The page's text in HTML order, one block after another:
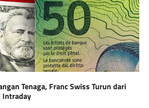
Tenaga, Franc Swiss Turun dari
Intraday